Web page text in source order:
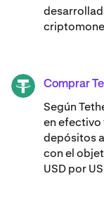
USDT Comprar
Según
en efectivo
depósitos
con el
USD por